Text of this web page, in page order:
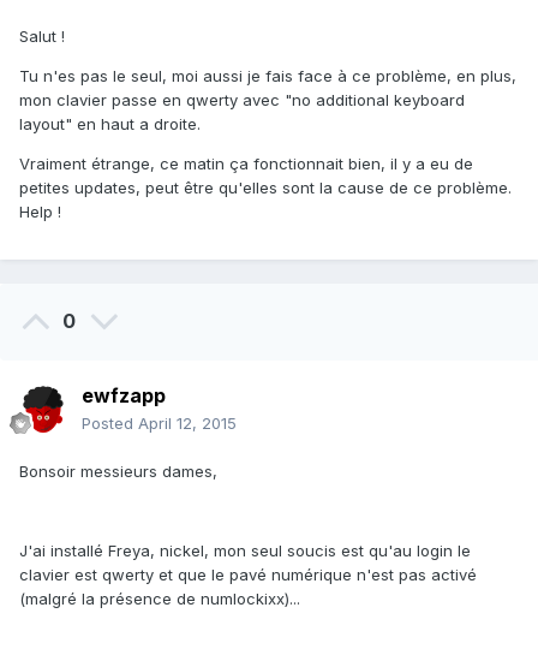
Salut !
Tu n'es pas le seul, moi aussi je fais face à ce problème, en plus,
mon clavier passe en qwerty avec "no additional keyboard
layout" en haut a droite.
Vraiment étrange, ce matin ça fonctionnait bien, il y a eu de
petites updates, peut être qu'elles sont la cause de ce problème.
Help !
0
ewfzapp
Posted April 12, 2015
Bonsoir messieurs dames,
J'ai installé Freya, nickel, mon seul soucis est qu'au login le
clavier est qwerty et que le pavé numérique n'est pas activé
(malgré la présence de numlockixx)...